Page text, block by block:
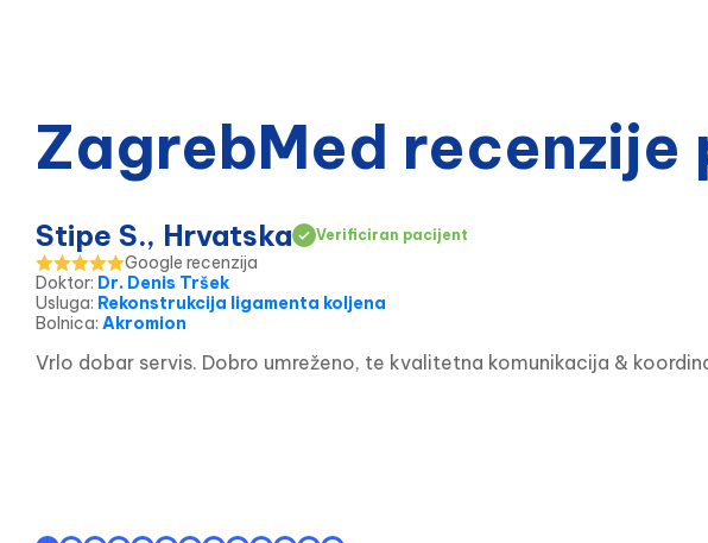
ZagrebMed
Stipe S., Hrvatska Verificiran pacijent
Google recenzija
Doktor: Dr. Denis Tršek
Usluga: Rekonstrukcija ligamenta koljena
Bolnica: Akromion
Vrlo dobar servis. Dobro umreženo, te kvalitetna komunikacija &